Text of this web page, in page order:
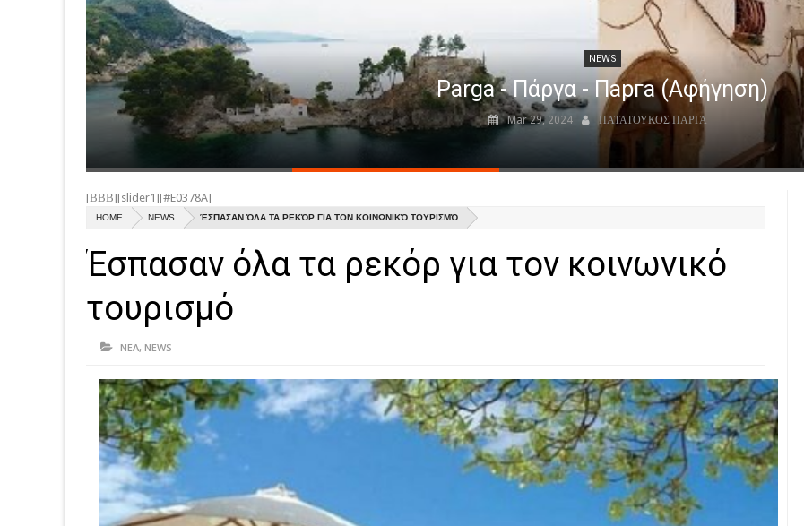
NEWS
Parga - Πάργα - Парга (Αφήγηση)
Mar 29, 2024 ΠΑΤΑΤΟΥΚΟΣ ΠΑΡΓΑ
[ΒΒΒ][slider1][#E0378A]
HOME NEWS ΈΣΠΑΣΑΝ ΌΛΑ ΤΑ ΡΕΚΌΡ ΓΙΑ ΤΟΝ ΚΟΙΝΩΝΙΚΌ ΤΟΥΡΙΣΜΌ
Έσπασαν όλα τα ρεκόρ για τον κοινωνικό
τουρισμό
ΝΕΑ, NEWS